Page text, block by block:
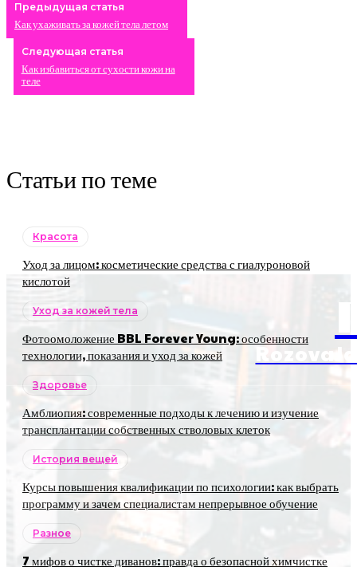
Предыдущая статья
Как ухаживать за кожей тела летом
Следующая статья
Как избавиться от сухости кожи на
теле
Статьи по теме
Красота
Уход за лицом: косметические средства с гиалуроновой
кислотой
Уход за кожей тела
Фотоомоложение BBL Forever Young: особенности
технологии, показания и уход за кожей
Здоровье
Амблиопия: современные подходы к лечению и изучение
трансплантации собственных стволовых клеток
История вещей
Курсы повышения квалификации по психологии: как выбрать
программу и зачем специалистам непрерывное обучение
Разное
7 мифов о чистке диванов: правда о безопасной химчистке